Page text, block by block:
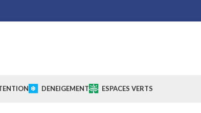
DENEIGEMENT ESPACES VERTS